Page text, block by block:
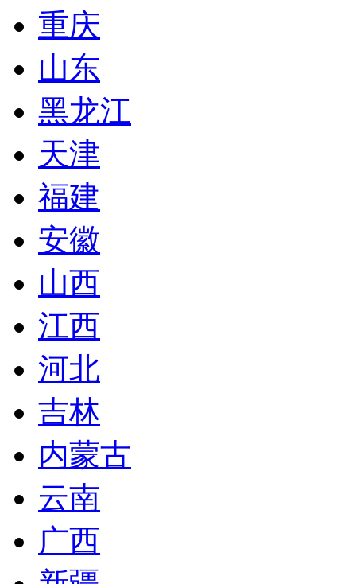
重庆
山东
黑龙江
天津
福建
安徽
山西
江西
河北
吉林
内蒙古
云南
广西